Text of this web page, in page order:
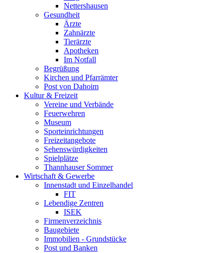
Nettershausen
Gesundheit
Ärzte
Zahnärzte
Tierärzte
Apotheken
Im Notfall
Begrüßung
Kirchen und Pfarrämter
Post von Dahoim
Kultur & Freizeit
Vereine und Verbände
Feuerwehren
Museum
Sporteinrichtungen
Freizeitangebote
Sehenswürdigkeiten
Spielplätze
Thannhauser Sommer
Wirtschaft & Gewerbe
Innenstadt und Einzelhandel
FIT
Lebendige Zentren
ISEK
Firmenverzeichnis
Baugebiete
Immobilien - Grundstücke
Post und Banken